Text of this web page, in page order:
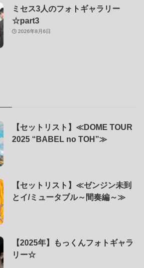
ミセス3人のフォトギャラリー
☆part3
2026年8月6日
【セットリスト】≪DOME TOUR
2025 “BABEL no TOH”≫
【セットリスト】≪ゼンジン未到
とイ/ミュータブル～間奏編～≫
【2025年】もっくんフォトギャラ
リー☆